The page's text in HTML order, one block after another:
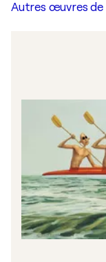
Autres œuvres de